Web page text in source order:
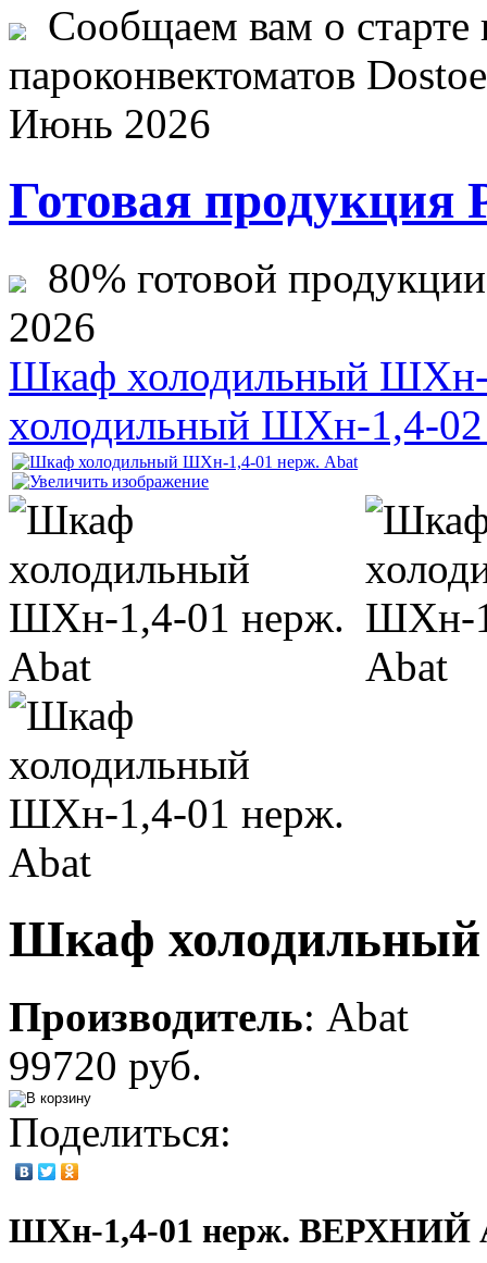
Сообщаем вам о старте
пароконвектоматов
Июнь 2026
Готовая продукция
80% готовой
2026
Шкаф холодильный
холодильный ШХн-1,4-
Шкаф
Производитель: Abat
99720 руб.
Поделиться:
ШХн-1,4-01 нерж. ВЕРХНИЙ